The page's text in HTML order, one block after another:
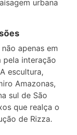
urbana
não apenas em
pela interação
escultura,
Amazonas,
sul de São
que realça o
de Rizza.